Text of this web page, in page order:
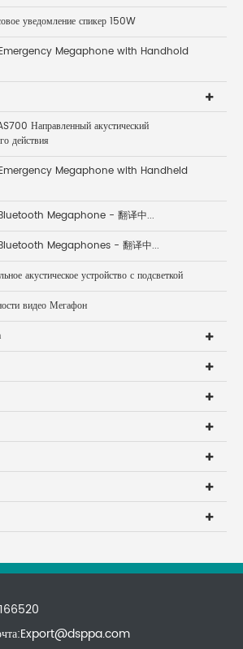
уведомление спикер 150W
Megaphone with Handhold
Направленный акустический
действия
Megaphone with Handheld
Megaphone - 翻译中...
Megaphones - 翻译中...
акустическое устройство с подсветкой
видео Мегафон
Export@dsppa.com